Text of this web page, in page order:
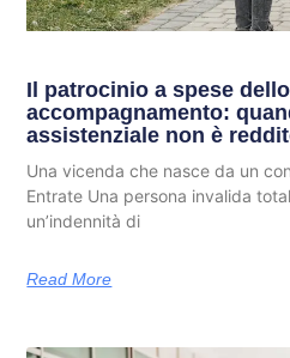
Il patrocinio a spese
accompagnamento:
assistenziale non è
Una vicenda che nasce da un
Entrate Una persona invalida
un’indennità di
Read More